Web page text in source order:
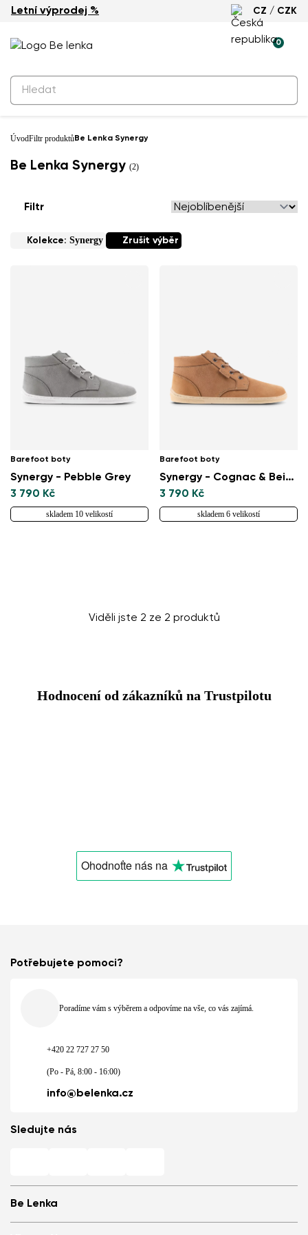
Letní výprodej % CZ / CZK
0
ÚvodFiltr produktůBe Lenka Synergy
Be Lenka Synergy (2)
Filtr
Kolekce: Synergy Zrušit výběr
Barefoot boty
Synergy - Pebble Grey
3 790 Kč
skladem 10 velikostí
Barefoot boty
Synergy - Cognac & Beige
3 790 Kč
skladem 6 velikostí
Viděli jste 2 ze 2 produktů
Hodnocení od zákazníků na Trustpilotu
Ohodnoťte nás na
Be Lenka
Potřebujete pomoci?
Poradíme vám s výběrem a odpovíme na vše, co vás zajímá.
+420 22 727 27 50
(Po - Pá, 8:00 - 16:00)
info@belenka.cz
Sledujte nás